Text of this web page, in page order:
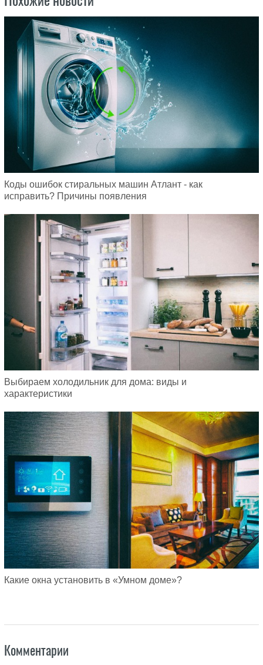
Коды ошибок стиральных машин Атлант - как
исправить? Причины появления
Выбираем холодильник для дома: виды и
характеристики
Какие окна установить в «Умном доме»?
Комментарии